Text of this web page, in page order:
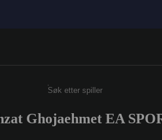
Enter a minimum of 3
Ghojaehmet EA